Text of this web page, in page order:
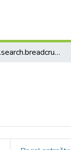
community.search.breadcrumbs